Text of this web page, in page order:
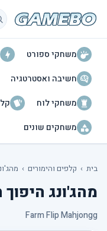
משחקי ספורט
חשיבה ואסטרטגיה
משחקי לוח
משחקים שונים
בית › קלפים והימורים ›
מהג'ונג היפוך
Farm Flip Mahjongg